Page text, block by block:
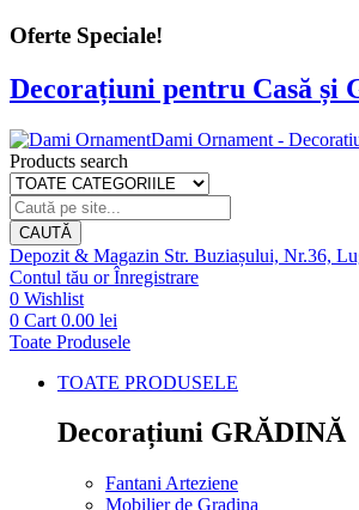
Oferte Speciale!
Decorațiuni pentru Casă și
Dami Ornament -
Products search
CAUTĂ
Depozit & Magazin Str. Buziașului, Nr.36,
Contul tău orÎnregistrare
0 Wishlist
0 Cart 0.00 lei
Toate Produsele
TOATE PRODUSELE
Decorațiuni GRĂDINĂ
Fantani Arteziene
Mobilier de Gradina